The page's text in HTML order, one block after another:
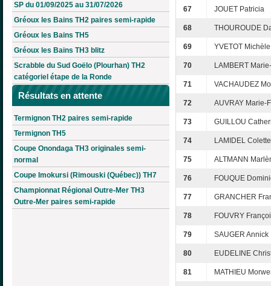
SP du 01/09/2025 au 31/07/2026
Gréoux les Bains TH2 paires semi-rapide
Gréoux les Bains TH5
Gréoux les Bains TH3 blitz
Scrabble du Sud Goëlo (Plourhan) TH2
catégoriel étape de la Ronde
Résultats en attente
Termignon TH2 paires semi-rapide
Termignon TH5
Coupe Onondaga TH3 originales semi-
normal
Coupe Imokursi (Rimouski (Québec)) TH7
Championnat Régional Outre-Mer TH3
Outre-Mer paires semi-rapide
67 JOUET Patricia
68 THOUROUDE
69 YVETOT Michèle
70 LAMBERT
71 VACHAUDEZ
72 AUVRAY Marie-
73 GUILLOU
74 LAMIDEL Colette
75 ALTMANN
76 FOUQUE
77 GRANCHER
78 FOUVRY
79 SAUGER Annick
80 EUDELINE
81 MATHIEU